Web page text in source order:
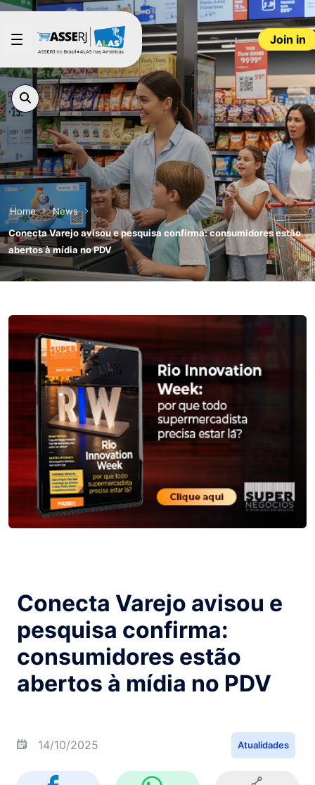
Skip to Main Content
Join in
Home
News
Conecta Varejo avisou e pesquisa confirma: consumidores estão
abertos à mídia no PDV
Conecta Varejo avisou e
pesquisa confirma:
consumidores estão
abertos à mídia no PDV
14/10/2025 Atualidades